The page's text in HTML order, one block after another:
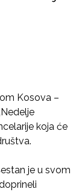
Kosova –
koja će
je u svom